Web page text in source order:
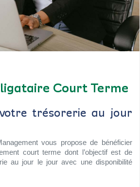
Court Terme
trésorerie au jour
vous propose de bénéficier
court terme dont l’objectif est de
au jour le jour avec une disponibilité